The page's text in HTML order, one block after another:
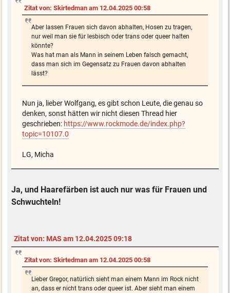
Zitat von: Skirtedman am 12.04.2025 00:58
Aber lassen Frauen sich davon abhalten, Hosen zu tragen,
nur weil man sie für lesbisch oder trans oder queer halten
könnte?
Was hat man als Mann in seinem Leben falsch gemacht,
dass man sich im Gegensatz zu Frauen davon abhalten
lässt?
Nun ja, lieber Wolfgang, es gibt schon Leute, die genau so
denken, sonst hätten wir nicht diesen Thread hier
geschrieben: https://www.rockmode.de/index.php?
topic=10107.0
LG, Micha
Ja, und Haarefärben ist auch nur was für Frauen und
Schwuchteln!
Zitat von: MAS am 12.04.2025 09:18
Zitat von: Skirtedman am 12.04.2025 00:58
Lieber Gregor, natürlich sieht man einem Mann im Rock nicht
an, dass er nicht trans oder queer ist. Aber sieht man einem